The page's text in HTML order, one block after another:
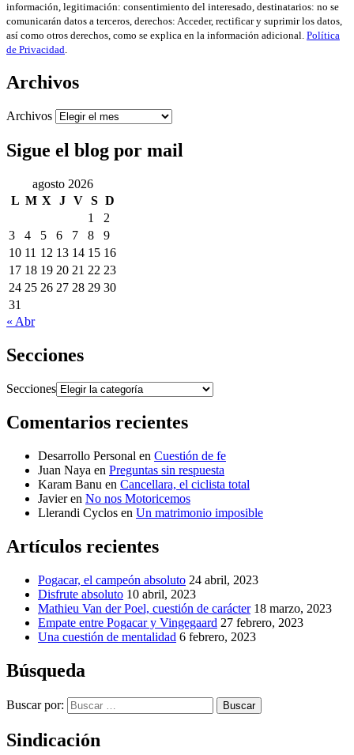
información, legitimación: consentimiento del interesado, destinatarios: no se
comunicarán datos a terceros, derechos: Acceder, rectificar y suprimir los datos,
así como otros derechos, como se explica en la información adicional. Política
de Privacidad.
Archivos
Archivos
Sigue el blog por mail
agosto 2026
L M X J V S D
1
2
3
4 5 6 7 8
9
10 11 12 13 14 15 16
17 18 19 20 21 22 23
24 25 26 27 28 29 30
31
« Abr
Secciones
Secciones
Comentarios recientes
Desarrollo Personal en Cuestión de fe
Juan Naya en Preguntas sin respuesta
Karam Banu en Cancellara, el ciclista total
Javieren No nos Motoricemos
Llerandi Cyclos en Un matrimonio imposible
Artículos recientes
Pogacar, el campeón absoluto 24 abril, 2023
Disfrute absoluto 10 abril, 2023
Mathieu Van der Poel, cuestión de carácter 18 marzo, 2023
Empate entre Pogacar y Vingegaard 27 febrero, 2023
Una cuestión de mentalidad 6 febrero, 2023
Búsqueda
Buscar por: Buscar
Sindicación